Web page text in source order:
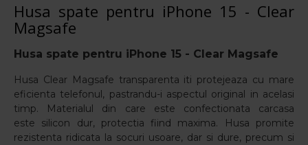
Husa spate pentru iPhone 15 - Clear
Magsafe
Husa spate pentru iPhone 15 - Clear Magsafe
Husa Clear Magsafe transparenta iti protejeaza cu mare
eficienta telefonul, pastrandu-i aspectul original in acelasi
timp. Materialul din care este confectionata carcasa
este silicon dur, protectia fiind maxima. Husa promite
rezistenta ridicata la socuri usoare, dar si dure, precum si